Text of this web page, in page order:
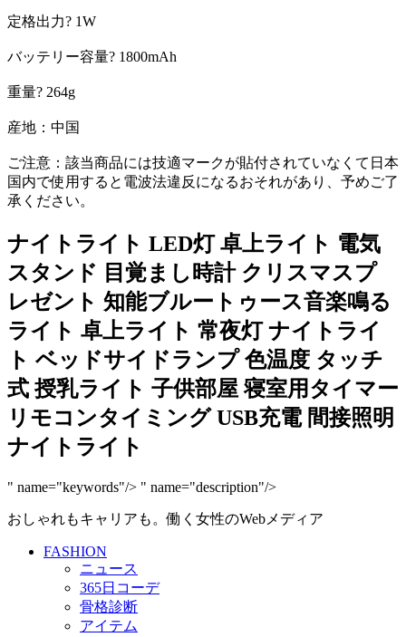
定格出力? 1W
バッテリー容量? 1800mAh
重量? 264g
産地：中国
ご注意：該当商品には技適マークが貼付されていなくて日本
国内で使用すると電波法違反になるおそれがあり、予めご了
承ください。
ナイトライト LED灯 卓上ライト 電気
スタンド 目覚まし時計 クリスマスプ
レゼント 知能ブルートゥース音楽鳴る
ライト 卓上ライト 常夜灯 ナイトライ
ト ベッドサイドランプ 色温度 タッチ
式 授乳ライト 子供部屋 寝室用タイマー
リモコンタイミング USB充電 間接照明
ナイトライト
" name="keywords"/> " name="description"/>
おしゃれもキャリアも。働く女性のWebメディア
FASHION
ニュース
365日コーデ
骨格診断
アイテム